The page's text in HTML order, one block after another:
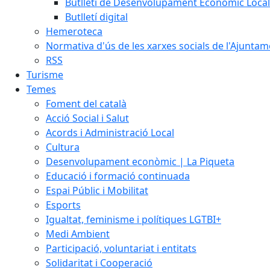
Butlletí digital
Hemeroteca
Normativa d'ús de les xarxes socials de
RSS
Turisme
Temes
Foment del català
Acció Social i Salut
Acords i Administració Local
Cultura
Desenvolupament econòmic | La Piqueta
Educació i formació continuada
Espai Públic i Mobilitat
Esports
Igualtat, feminisme i polítiques LGTBI+
Medi Ambient
Participació, voluntariat i entitats
Solidaritat i Cooperació